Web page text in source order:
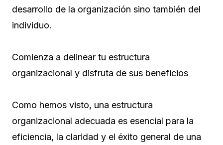
desarrollo de la organización sino también del
individuo.
Comienza a delinear tu estructura
organizacional y disfruta de sus beneficios
Como hemos visto, una estructura
organizacional adecuada es esencial para la
eficiencia, la claridad y el éxito general de una